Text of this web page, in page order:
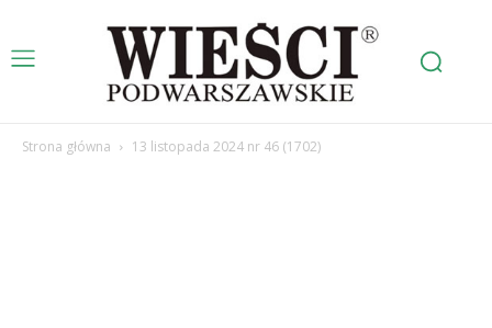
Strona główna 13 listopada 2024 nr 46 (1702)